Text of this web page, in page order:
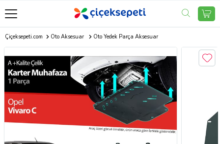
Çiçeksepeti.com Oto Aksesuar Oto Yedek Parça Aksesuar